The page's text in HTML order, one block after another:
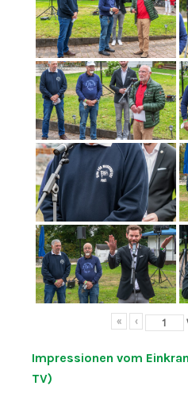
« ‹
Impressionen vom
TV)